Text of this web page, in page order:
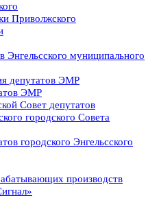
Приволжского
Энгельсского муниципального
депутатов ЭМР
ЭМР
Совет депутатов
городского Совета
городского Энгельсского
производств